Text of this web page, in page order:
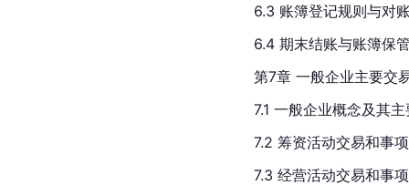
6.3 账簿登记规则与对
6.4 期末结账与账簿保
第7章 一般企业主要交
7.1 一般企业概念及其
7.2 筹资活动交易和事
7.3 经营活动交易和事